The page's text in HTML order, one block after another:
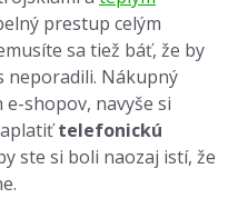
prestup celým
sa tiež báť, že by
neporadili. Nákupný
shopov, navyše si
telefonickú
ste si boli naozaj istí, že